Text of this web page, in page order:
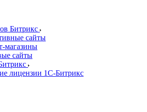
Битрикс
сайты
магазины
сайты
лицензии 1С-Битрикс